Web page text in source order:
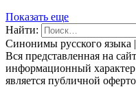
Показать еще
Найти:
Синонимы русского языка
Вся представленная на
информационный
является публичной